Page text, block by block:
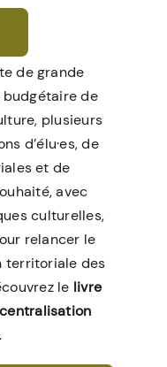
de grande
de
plusieurs
d’élu·es, de
et de
avec
culturelles,
relancer le
territoriale des
le livre
.